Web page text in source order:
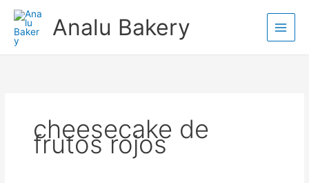
contenido
Analu Bakery
cheesecake de
frutos rojos